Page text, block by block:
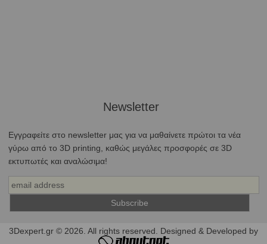
Newsletter
Εγγραφείτε στο newsletter μας για να μαθαίνετε πρώτοι τα νέα
γύρω από το 3D printing, καθώς μεγάλες προσφορές σε 3D
εκτυπωτές και αναλώσιμα!
3Dexpert.gr © 2026. All rights reserved. Designed & Developed by